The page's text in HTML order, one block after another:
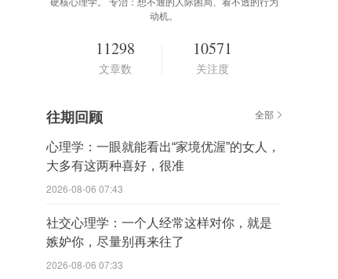
硬核心理学。 专治：想不通的人际困局、看不透的行为
动机。
11298
文章数
10571
关注度
往期回顾 全部
心理学：一眼就能看出“家境优渥”的女人，
大多有这两种喜好，很准
2026-08-06 07:43
社交心理学：一个人经常这样对你，就是
嫉妒你，尽量别再来往了
2026-08-06 07:33